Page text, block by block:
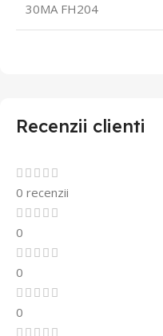
30MA FH204
Recenzii clienti
0 recenzii
0
0
0